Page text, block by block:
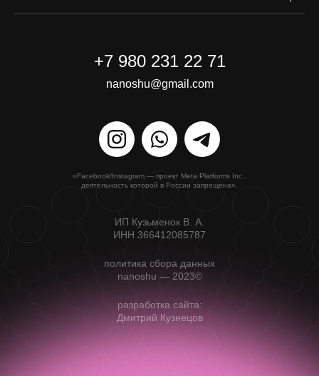
«Facebook/Instagram — проект Meta Platforms Inc.,
деятельность которой в России запрещена».
+7 980 231 22 71
nanoshu@gmail.com
ИП Кузьменок В. А.
ИНН 366412085787
разработка сайта:
Дмитрий Кузнецов
политика сбора данных
nanoshu — 2023©